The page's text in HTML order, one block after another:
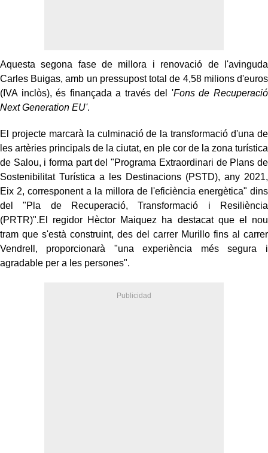
Aquesta segona fase de millora i renovació de l'avinguda
Carles Buigas, amb un pressupost total de 4,58 milions d'euros
(IVA inclòs), és finançada a través del 'Fons de Recuperació
Next Generation EU'.
El projecte marcarà la culminació de la transformació d'una de
les artèries principals de la ciutat, en ple cor de la zona turística
de Salou, i forma part del "Programa Extraordinari de Plans de
Sostenibilitat Turística a les Destinacions (PSTD), any 2021,
Eix 2, corresponent a la millora de l'eficiència energètica" dins
del "Pla de Recuperació, Transformació i Resiliència
(PRTR)".El regidor Hèctor Maiquez ha destacat que el nou
tram que s'està construint, des del carrer Murillo fins al carrer
Vendrell, proporcionarà "una experiència més segura i
agradable per a les persones".